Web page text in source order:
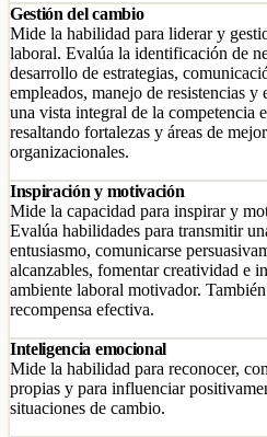
Gestión del cambio
Mide la habilidad para liderar y
laboral. Evalúa la identificación de
desarrollo de estrategias,
empleados, manejo de resistencias
una vista integral de la competencia
resaltando fortalezas y áreas de
organizacionales.
Inspiración y motivación
Mide la capacidad para inspirar y
Evalúa habilidades para transmitir
entusiasmo, comunicarse
alcanzables, fomentar creatividad e
ambiente laboral motivador.
recompensa efectiva.
Inteligencia emocional
Mide la habilidad para reconocer,
propias y para influenciar
situaciones de cambio.